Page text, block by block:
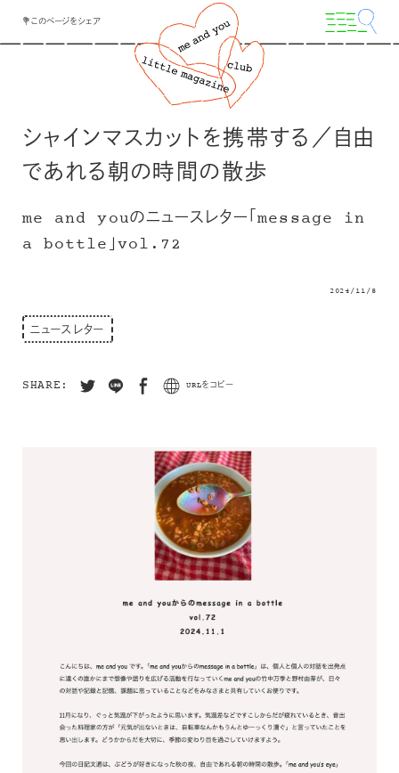
💐このページをシェア
シャインマスカットを携帯する／自由
であれる朝の時間の散歩
me and youのニュースレター「message in
a bottle」vol.72
2024/11/8
ニュースレター
SHARE: URLをコピー